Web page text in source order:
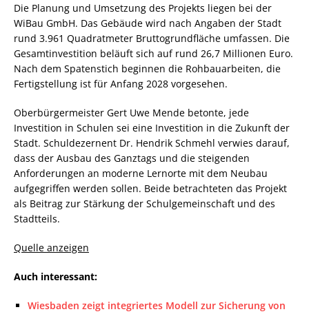
Die Planung und Umsetzung des Projekts liegen bei der
WiBau GmbH. Das Gebäude wird nach Angaben der Stadt
rund 3.961 Quadratmeter Bruttogrundfläche umfassen. Die
Gesamtinvestition beläuft sich auf rund 26,7 Millionen Euro.
Nach dem Spatenstich beginnen die Rohbauarbeiten, die
Fertigstellung ist für Anfang 2028 vorgesehen.
Oberbürgermeister Gert Uwe Mende betonte, jede
Investition in Schulen sei eine Investition in die Zukunft der
Stadt. Schuldezernent Dr. Hendrik Schmehl verwies darauf,
dass der Ausbau des Ganztags und die steigenden
Anforderungen an moderne Lernorte mit dem Neubau
aufgegriffen werden sollen. Beide betrachteten das Projekt
als Beitrag zur Stärkung der Schulgemeinschaft und des
Stadtteils.
Quelle anzeigen
Auch interessant:
Wiesbaden zeigt integriertes Modell zur Sicherung von